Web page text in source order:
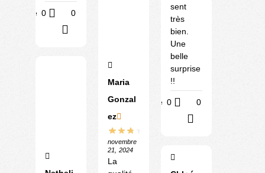
Utile 0 0
Maria
Gonzal
ez
novembre
21, 2024
La
sent
très
bien.
Une
belle
surprise
!!
Utile 0 0